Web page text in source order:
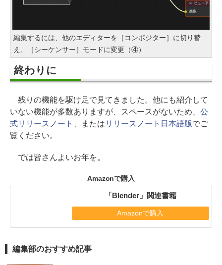
編集するには、他のエディターを［コンポジター］に切り替
え、［シーケンサー］モードに変更（④）
終わりに
残りの機能を駆け足で見てきました。他にも紹介して
いない機能が多数ありますが、スペースがないため、 公
式リリースノート 、または リリースノート日本語版でご
覧ください。
では皆さんよいお年を。
Amazonで購入
「Blender」関連書籍
Amazonで購入
編集部のおすすめ記事